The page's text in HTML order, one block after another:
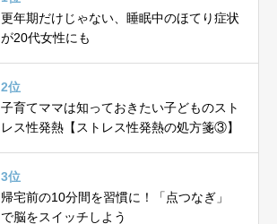
更年期だけじゃない、睡眠中のほてり症状
が20代女性にも
2位
子育てママは知っておきたい子どものスト
レス性発熱【ストレス性発熱の処方箋③】
3位
帰宅前の10分間を習慣に！「点つなぎ」
で脳をスイッチしよう